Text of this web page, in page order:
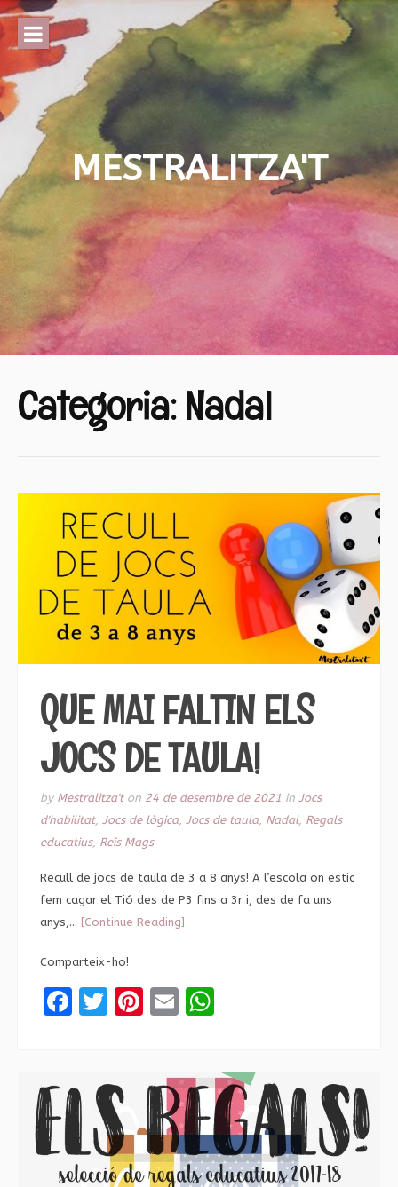
Skip
content
MESTRALITZA'T
Categoria:Nadal
QUE MAI FALTIN ELS
JOCS DE TAULA!
by Mestralitza'ton 24 de desembre de 2021 in Jocs
d'habilitat, Jocs de lògica, Jocs de taula, Nadal, Regals
educatius, Reis Mags
Recull de jocs de taula de 3 a 8 anys! A l’escola on estic
fem cagar el Tió des de P3 fins a 3r i, des de fa uns
anys,… [Continue Reading]
Comparteix-ho!
Facebook
Twitter
Pinterest
Email